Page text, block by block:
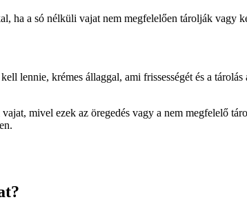
ha a só nélküli vajat nem megfelelően tárolják vagy
lennie, krémes állaggal, ami frissességét és a
mivel ezek az öregedés vagy a nem megfelelő